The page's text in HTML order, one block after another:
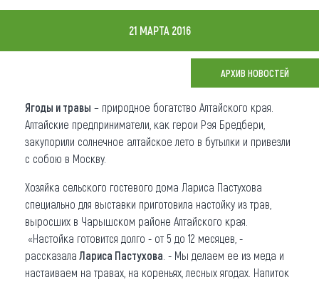
Карта
О регионе
Коллекция впечатлений
Другие рубрики
21 МАРТА 2016
АРХИВ НОВОСТЕЙ
Ягоды и травы – природное богатство Алтайского края.
Алтайские предприниматели, как герои Рэя Бредбери,
закупорили солнечное алтайское лето в бутылки и привезли
с собою в Москву.
Хозяйка сельского гостевого дома Лариса Пастухова
специально для выставки приготовила настойку из трав,
выросших в Чарышском районе Алтайского края.
«Настойка готовится долго - от 5 до 12 месяцев, -
рассказала Лариса Пастухова . - Мы делаем ее из меда и
настаиваем на травах, на кореньях, лесных ягодах. Напиток